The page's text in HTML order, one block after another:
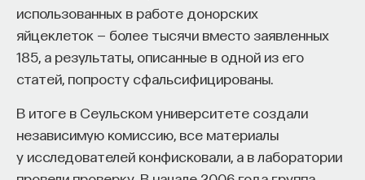
использованных в работе донорских
яйцеклеток — более тысячи вместо заявленных
185, а результаты, описанные в одной из его
статей, попросту сфальсифицированы.
В итоге в Сеульском университете создали
независимую комиссию, все материалы
у исследователей конфисковали, а в лаборатории